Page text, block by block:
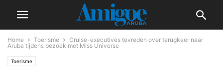
Home Toerisme
Cruise-executives tevreden over terugkeer naar
Aruba tijdens bezoek met Miss Universe
Toerisme